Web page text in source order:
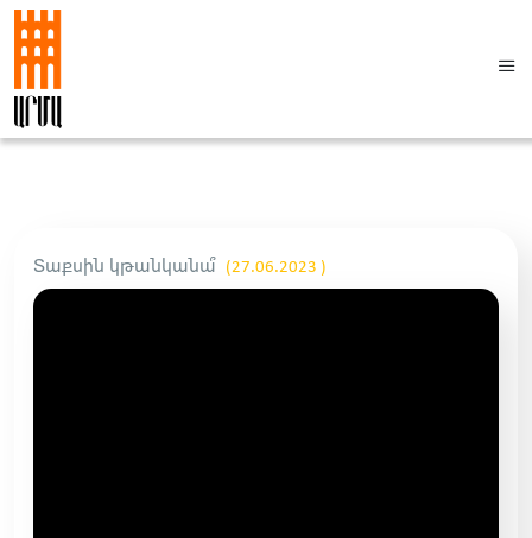
Տաքսին կթանկանա՞ (27.06.2023 )